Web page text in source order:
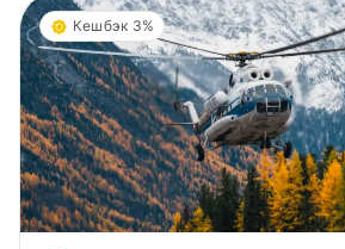
Индивидуальные
Корпоративные
О компании
Журнал
Кешбэк 3%